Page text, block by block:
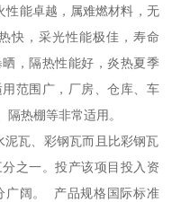
快，采光性能极佳，寿命
，隔热性能好，炎热夏季
范围广，厂房、仓库、车
热棚等非常适用。
之一。投产该项目投入资
广阔。 产品规格国际标准